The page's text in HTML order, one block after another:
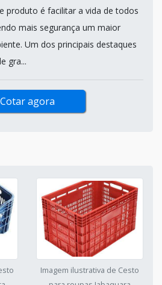
produto é facilitar a vida de todos
mais segurança um maior
Um dos principais destaques
gra...
Cotar agora
Imagem ilustrativa de Cesto